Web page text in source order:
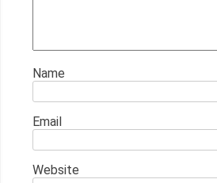
Name
Email
Website